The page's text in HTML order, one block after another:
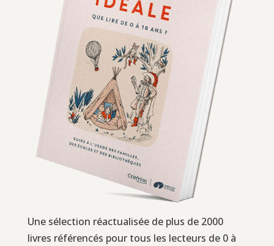
Une sélection réactualisée de plus de 2000
livres référencés pour tous les lecteurs de 0 à